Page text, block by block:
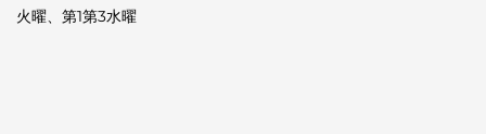
火曜、第1第3水曜